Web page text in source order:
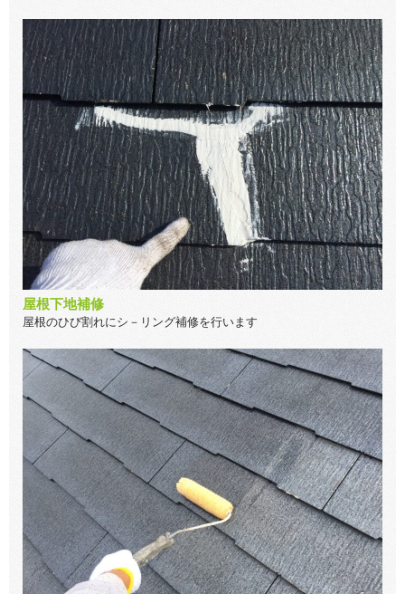
屋根下地補修
屋根のひび割れにシ－リング補修を行います